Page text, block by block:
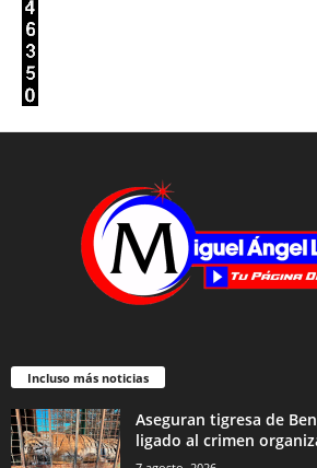
Incluso más noticias
Aseguran tigresa de
ligado al crimen